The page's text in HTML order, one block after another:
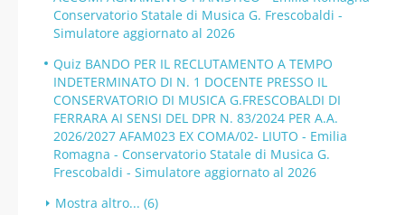
Conservatorio Statale di Musica G. Frescobaldi -
Simulatore aggiornato al 2026
Quiz BANDO PER IL RECLUTAMENTO A TEMPO
INDETERMINATO DI N. 1 DOCENTE PRESSO IL
CONSERVATORIO DI MUSICA G.FRESCOBALDI DI
FERRARA AI SENSI DEL DPR N. 83/2024 PER A.A.
2026/2027 AFAM023 EX COMA/02- LIUTO - Emilia
Romagna - Conservatorio Statale di Musica G.
Frescobaldi - Simulatore aggiornato al 2026
Mostra altro... (6)